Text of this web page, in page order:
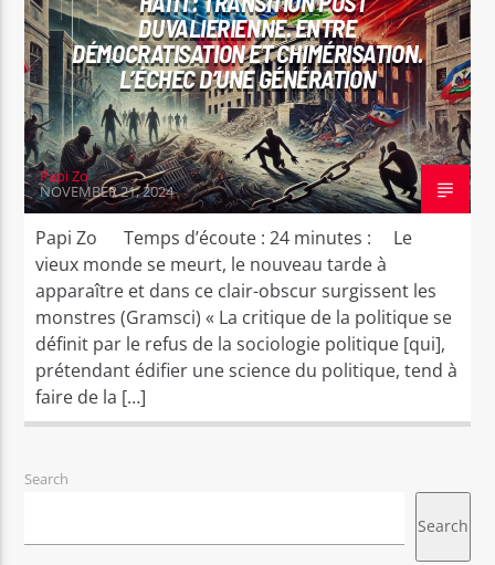
DUVALIERIENNE. ENTRE
DÉMOCRATISATION ET CHIMÉRISATION.
L’ÉCHEC D’UNE GÉNÉRATION
Papi Zo
NOVEMBER 21, 2024
Papi Zo Temps d’écoute : 24 minutes : Le
vieux monde se meurt, le nouveau tarde à
apparaître et dans ce clair-obscur surgissent les
monstres (Gramsci) « La critique de la politique se
définit par le refus de la sociologie politique [qui],
prétendant édifier une science du politique, tend à
faire de la […]
Search
Search